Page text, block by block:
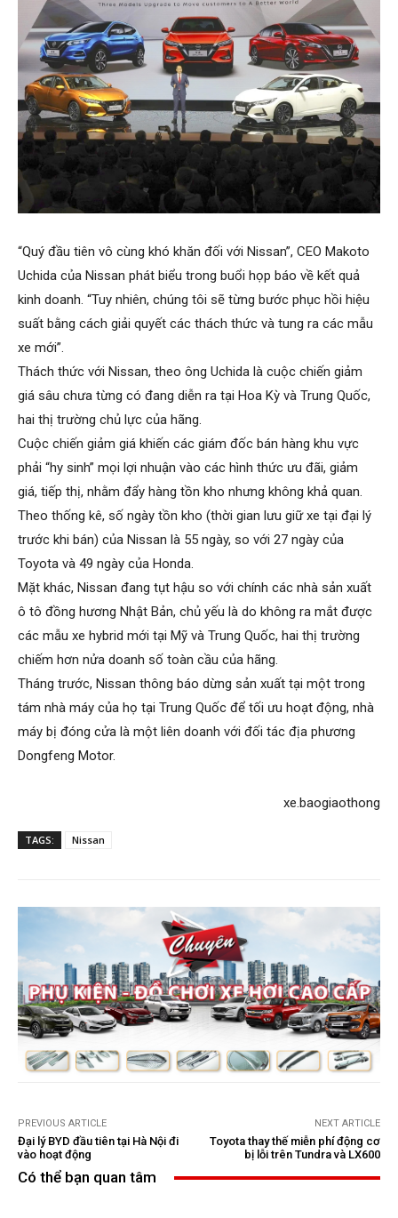
“Quý đầu tiên vô cùng khó khăn đối với Nissan”, CEO Makoto
Uchida của Nissan phát biểu trong buổi họp báo về kết quả
kinh doanh. “Tuy nhiên, chúng tôi sẽ từng bước phục hồi hiệu
suất bằng cách giải quyết các thách thức và tung ra các mẫu
xe mới”.
Thách thức với Nissan, theo ông Uchida là cuộc chiến giảm
giá sâu chưa từng có đang diễn ra tại Hoa Kỳ và Trung Quốc,
hai thị trường chủ lực của hãng.
Cuộc chiến giảm giá khiến các giám đốc bán hàng khu vực
phải “hy sinh” mọi lợi nhuận vào các hình thức ưu đãi, giảm
giá, tiếp thị, nhằm đẩy hàng tồn kho nhưng không khả quan.
Theo thống kê, số ngày tồn kho (thời gian lưu giữ xe tại đại lý
trước khi bán) của Nissan là 55 ngày, so với 27 ngày của
Toyota và 49 ngày của Honda.
Mặt khác, Nissan đang tụt hậu so với chính các nhà sản xuất
ô tô đồng hương Nhật Bản, chủ yếu là do không ra mắt được
các mẫu xe hybrid mới tại Mỹ và Trung Quốc, hai thị trường
chiếm hơn nửa doanh số toàn cầu của hãng.
Tháng trước, Nissan thông báo dừng sản xuất tại một trong
tám nhà máy của họ tại Trung Quốc để tối ưu hoạt động, nhà
máy bị đóng cửa là một liên doanh với đối tác địa phương
Dongfeng Motor.
xe.baogiaothong​
TAGS: Nissan
PREVIOUS ARTICLE
Đại lý BYD đầu tiên tại Hà Nội đi
vào hoạt động
NEXT ARTICLE
Toyota thay thế miễn phí động cơ
bị lỗi trên Tundra và LX600
Có thể bạn quan tâm